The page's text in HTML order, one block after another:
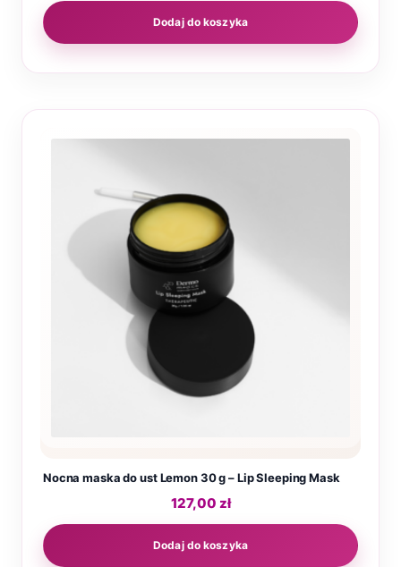
Dodaj do koszyka
Nocna maska do ust Lemon 30 g – Lip Sleeping Mask
127,00 zł
Dodaj do koszyka